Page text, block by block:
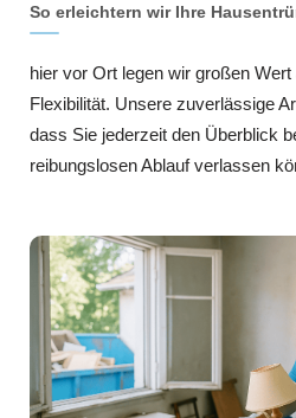
So erleichtern wir Ihre
hier vor Ort legen wir großen
Flexibilität. Unsere zuverlässige
dass Sie jederzeit den Überblick
reibungslosen Ablauf verlassen